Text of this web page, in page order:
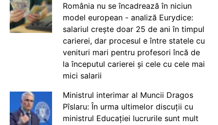
România nu se încadrează în niciun
model european - analiză Eurydice:
salariul crește doar 25 de ani în timpul
carierei, dar procesul e între statele cu
venituri mari pentru profesori încă de
la începutul carierei și cele cu cele mai
mici salarii
Ministrul interimar al Muncii Dragos
Pîslaru: În urma ultimelor discuții cu
ministrul Educației lucrurile sunt mult